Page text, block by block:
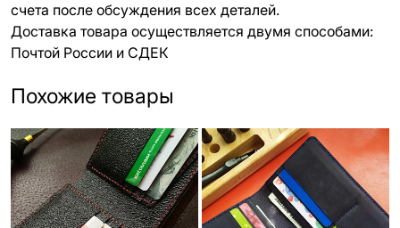
счета после обсуждения всех деталей.
Доставка товара осуществляется двумя способами:
Почтой России и СДЕК
Похожие товары